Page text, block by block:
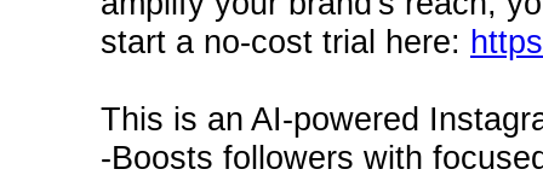
start a no-cost trial here:
This is an AI-powered
-Boosts followers with